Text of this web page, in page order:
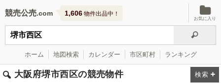
競売公売 1,606 物件出品中！
お気に入り
ホーム 地図検索 カレンダー 市区町村 ランキング
大阪府堺市西区の競売物件